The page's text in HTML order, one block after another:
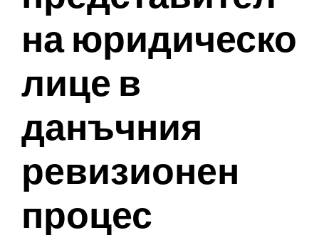
на юридическо
лице в
данъчния
ревизионен
процес